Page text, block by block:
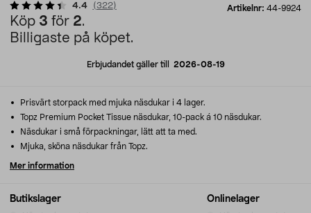
Artikelnr: 44-9924
4.4 (322)
Köp 3 för 2.
Billigaste på köpet.
Erbjudandet gäller till 2026-08-19
Butikslager Onlinelager
Prisvärt storpack med mjuka näsdukar i 4 lager.
Topz Premium Pocket Tissue näsdukar, 10-pack á 10 näsdukar.
Näsdukar i små förpackningar, lätt att ta med.
Mjuka, sköna näsdukar från Topz.
Mer information